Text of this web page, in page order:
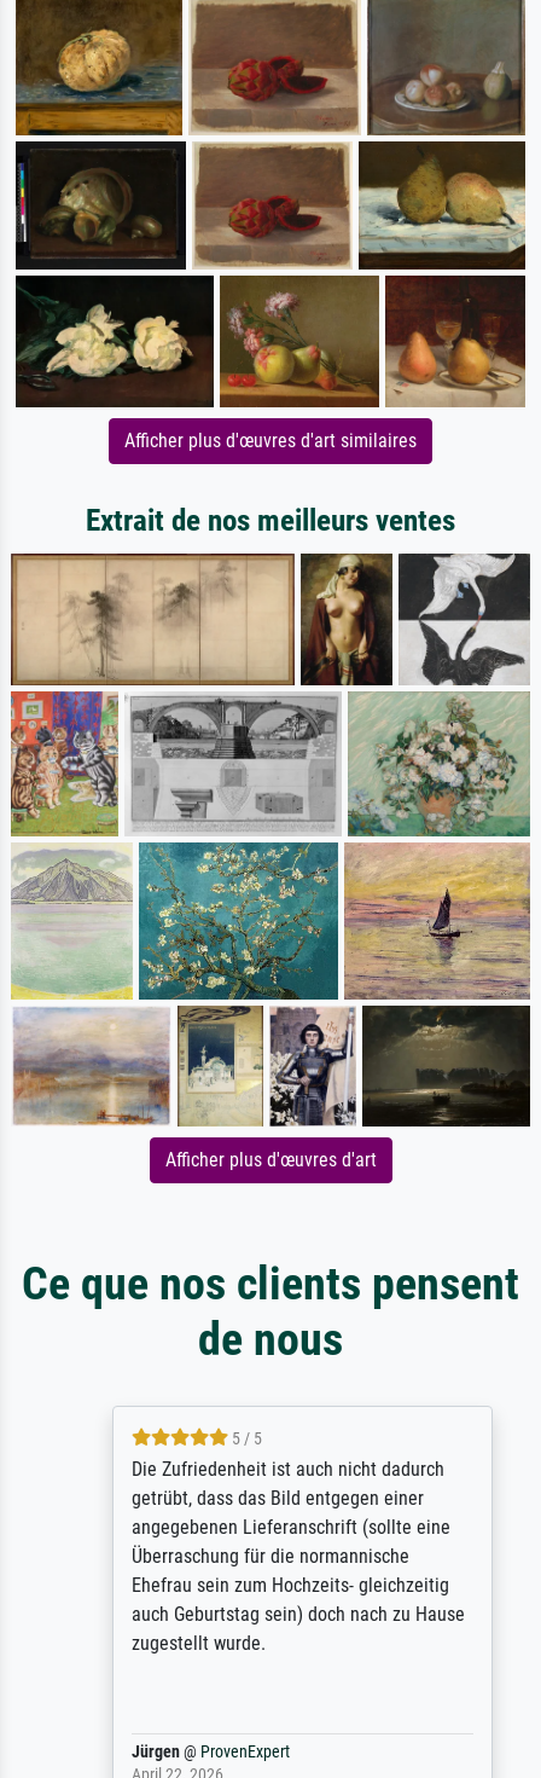
Afficher plus d'œuvres d'art similaires
Extrait de nos meilleurs ventes
Afficher plus d'œuvres d'art
Ce que nos clients pensent
de nous
5 / 5
Die Zufriedenheit ist auch nicht dadurch
getrübt, dass das Bild entgegen einer
angegebenen Lieferanschrift (sollte eine
Überraschung für die normannische
Ehefrau sein zum Hochzeits- gleichzeitig
auch Geburtstag sein) doch nach zu Hause
zugestellt wurde.
Jürgen@ProvenExpert